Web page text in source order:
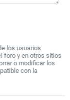
los usuarios
foro y en otros sitios
o modificar los
con la